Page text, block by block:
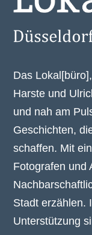
Das
Harste und
und nah am
Geschichten,
schaffen. Mit
Fotografen und
Stadt erzählen.
Unterstützung